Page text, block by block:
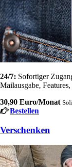
24/7: Sofortiger
Mailausgabe,
30,90 Euro/Monat
Bestellen
Verschenken